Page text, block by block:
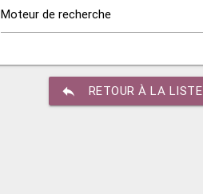
Moteur de recherche
reply RETOUR À LA LISTE